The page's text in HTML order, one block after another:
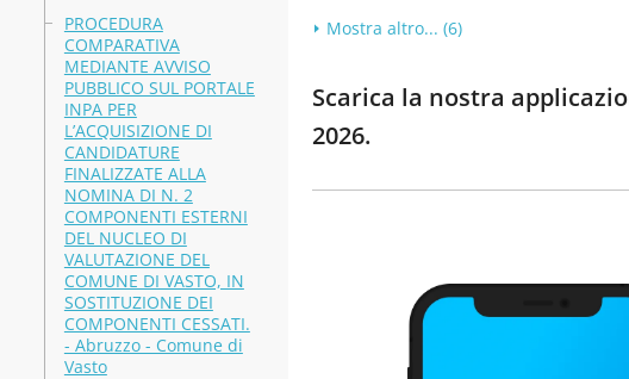
PROCEDURA
COMPARATIVA
MEDIANTE AVVISO
PUBBLICO SUL PORTALE
INPA PER
L’ACQUISIZIONE DI
CANDIDATURE
FINALIZZATE ALLA
NOMINA DI N. 2
COMPONENTI ESTERNI
DEL NUCLEO DI
VALUTAZIONE DEL
COMUNE DI VASTO, IN
SOSTITUZIONE DEI
COMPONENTI CESSATI.
- Abruzzo - Comune di
Vasto
Mostra altro... (6)
Scarica la nostra
2026.